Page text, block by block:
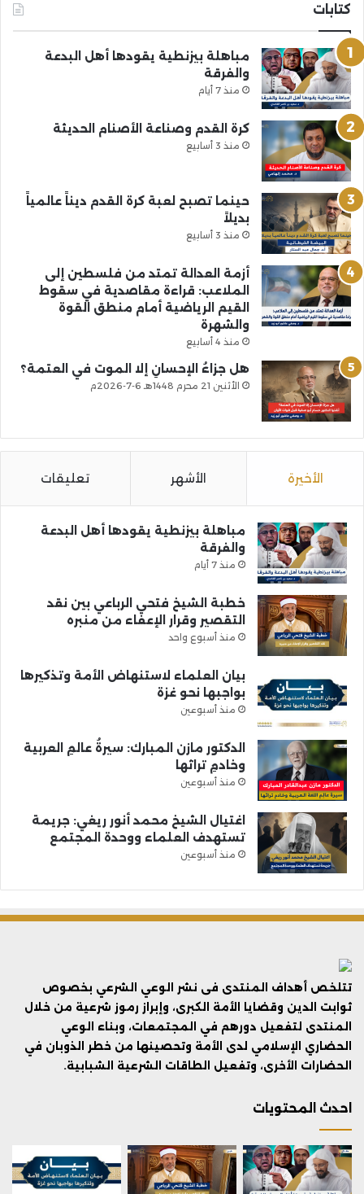
كتابات
مباهلة بيزنطية يقودها أهل البدعة
والفرقة
منذ 7 أيام
كرة القدم وصناعة الأصنام الحديثة
منذ 3 أسابيع
حينما تصبح لعبة كرة القدم ديناً عالمياً
بديلاً
منذ 3 أسابيع
أزمة العدالة تمتد من فلسطين إلى
الملاعب: قراءة مقاصدية في سقوط
القيم الرياضية أمام منطق القوة
والشهرة
منذ 4 أسابيع
هل جزاءُ الإحسانِ إلا الموت في العتمة؟
الأثنين 21 محرم 1448هـ 6-7-2026م
الأخيرة الأشهر تعليقات
مباهلة بيزنطية يقودها أهل البدعة
والفرقة
منذ 7 أيام
خطبة الشيخ فتحي الرباعي بين نقد
التقصير وقرار الإعفاء من منبره
منذ أسبوع واحد
بيان العلماء لاستنهاض الأمة وتذكيرها
بواجبها نحو غزة
منذ أسبوعين
الدكتور مازن المبارك: سيرةُ عالمِ العربية
وخادمِ تراثها
منذ أسبوعين
اغتيال الشيخ محمد أنور ريغي: جريمة
تستهدف العلماء ووحدة المجتمع
منذ أسبوعين
تتلخص أهداف المنتدى فى نشر الوعي الشرعي بخصوص
ثوابت الدين وقضايا الأمة الكبرى، وإبراز رموز شرعية من خلال
المنتدى لتفعيل دورهم في المجتمعات، وبناء الوعي
الحضاري الإسلامي لدى الأمة وتحصينها من خطر الذوبان في
الحضارات الأخرى، وتفعيل الطاقات الشرعية الشبابية.
احدث المحتويات